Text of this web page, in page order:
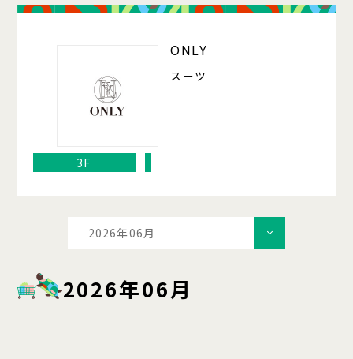
318
ONLY
スーツ
3F
2026年06月
2026年06月